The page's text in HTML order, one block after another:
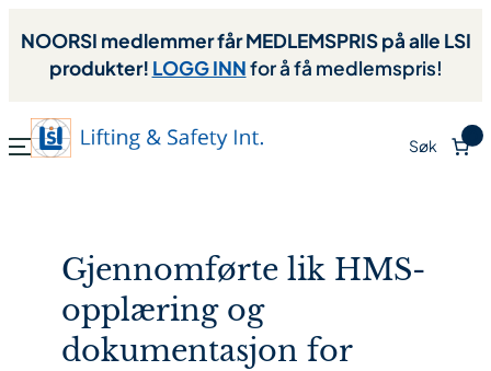
NOORSI medlemmer får MEDLEMSPRIS på alle LSI
produkter! LOGG INNfor å få medlemspris!
Søk
Gjennomførte lik HMS-
opplæring og
dokumentasjon for